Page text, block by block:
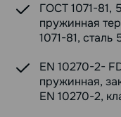
ГОСТ 1071-81,
пружинная
1071-81, сталь
EN 10270-2-
пружинная,
EN 10270-2,